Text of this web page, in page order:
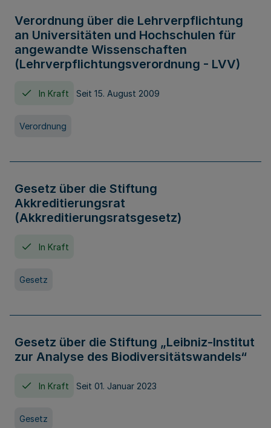
Verordnung über die Lehrverpflichtung
an Universitäten und Hochschulen für
angewandte Wissenschaften
(Lehrverpflichtungsverordnung - LVV)
In Kraft Seit 15. August 2009
Verordnung
Gesetz über die Stiftung
Akkreditierungsrat
(Akkreditierungsratsgesetz)
In Kraft
Gesetz
Gesetz über die Stiftung „Leibniz-Institut
zur Analyse des Biodiversitätswandels“
In Kraft Seit 01. Januar 2023
Gesetz